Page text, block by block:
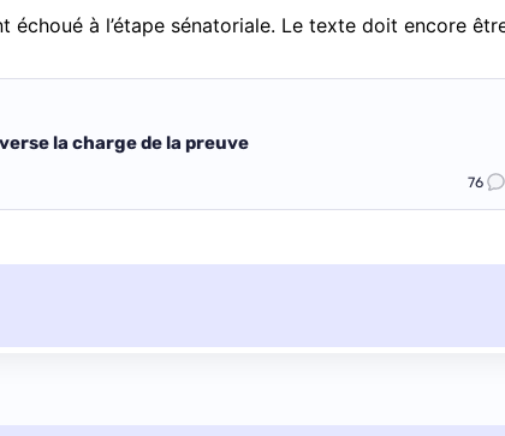
à l’étape sénatoriale. Le texte doit encore
la charge de la preuve
76